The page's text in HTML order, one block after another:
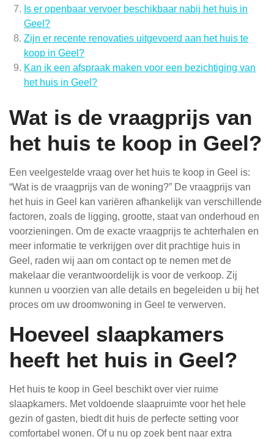
Is er openbaar vervoer beschikbaar nabij het huis in
Geel?
Zijn er recente renovaties uitgevoerd aan het huis te
koop in Geel?
Kan ik een afspraak maken voor een bezichtiging van
het huis in Geel?
Wat is de vraagprijs van
het huis te koop in Geel?
Een veelgestelde vraag over het huis te koop in Geel is:
“Wat is de vraagprijs van de woning?” De vraagprijs van
het huis in Geel kan variëren afhankelijk van verschillende
factoren, zoals de ligging, grootte, staat van onderhoud en
voorzieningen. Om de exacte vraagprijs te achterhalen en
meer informatie te verkrijgen over dit prachtige huis in
Geel, raden wij aan om contact op te nemen met de
makelaar die verantwoordelijk is voor de verkoop. Zij
kunnen u voorzien van alle details en begeleiden u bij het
proces om uw droomwoning in Geel te verwerven.
Hoeveel slaapkamers
heeft het huis in Geel?
Het huis te koop in Geel beschikt over vier ruime
slaapkamers. Met voldoende slaapruimte voor het hele
gezin of gasten, biedt dit huis de perfecte setting voor
comfortabel wonen. Of u nu op zoek bent naar extra